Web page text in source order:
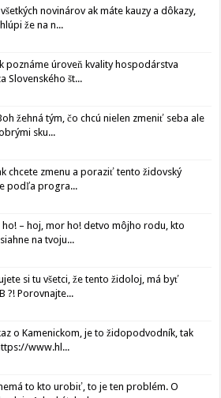
novinárov ak máte kauzy a dôkazy,
že na n...
poznáme úroveň kvality hospodárstva
Slovenského št...
žehná tým, čo chcú nielen zmeniť seba ale
sku...
chcete zmenu a poraziť tento židovský
podľa progra...
ho! – hoj, mor ho! detvo môjho rodu, kto
na tvoju...
si tu všetci, že tento židoloj, má byť
?! Porovnajte...
o Kamenickom, je to židopodvodník, tak
www.hl...
to kto urobiť, to je ten problém. O